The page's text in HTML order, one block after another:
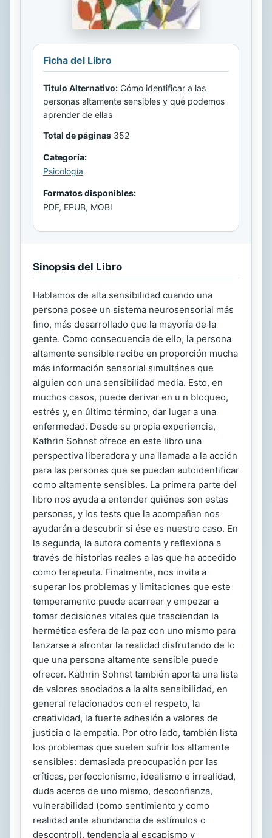
Ficha del Libro
Titulo Alternativo: Cómo identificar a las
personas altamente sensibles y qué podemos
aprender de ellas
Total de páginas 352
Categoría:
Psicología
Formatos disponibles:
PDF, EPUB, MOBI
Sinopsis del Libro
Hablamos de alta sensibilidad cuando una
persona posee un sistema neurosensorial más
fino, más desarrollado que la mayoría de la
gente. Como consecuencia de ello, la persona
altamente sensible recibe en proporción mucha
más información sensorial simultánea que
alguien con una sensibilidad media. Esto, en
muchos casos, puede derivar en u n bloqueo,
estrés y, en último término, dar lugar a una
enfermedad. Desde su propia experiencia,
Kathrin Sohnst ofrece en este libro una
perspectiva liberadora y una llamada a la acción
para las personas que se puedan autoidentificar
como altamente sensibles. La primera parte del
libro nos ayuda a entender quiénes son estas
personas, y los tests que la acompañan nos
ayudarán a descubrir si ése es nuestro caso. En
la segunda, la autora comenta y reflexiona a
través de historias reales a las que ha accedido
como terapeuta. Finalmente, nos invita a
superar los problemas y limitaciones que este
temperamento puede acarrear y empezar a
tomar decisiones vitales que trasciendan la
hermética esfera de la paz con uno mismo para
lanzarse a afrontar la realidad disfrutando de lo
que una persona altamente sensible puede
ofrecer. Kathrin Sohnst también aporta una lista
de valores asociados a la alta sensibilidad, en
general relacionados con el respeto, la
creatividad, la fuerte adhesión a valores de
justicia o la empatía. Por otro lado, también lista
los problemas que suelen sufrir los altamente
sensibles: demasiada preocupación por las
críticas, perfeccionismo, idealismo e irrealidad,
duda acerca de uno mismo, desconfianza,
vulnerabilidad (como sentimiento y como
realidad ante abundancia de estímulos o
descontrol), tendencia al escapismo y